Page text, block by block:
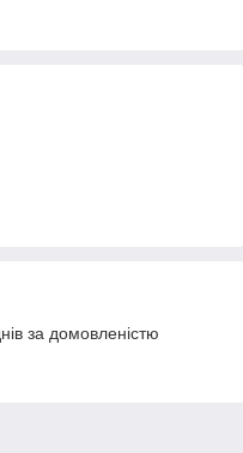
за домовленістю